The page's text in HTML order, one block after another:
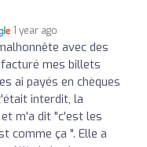
1 year ago
avec des
mes billets
ai payés en chèques
interdit, la
m'a dit "c'est les
comme ça ". Elle a